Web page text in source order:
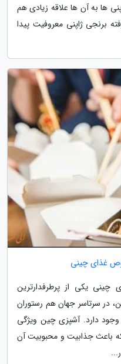
ها به آن ها علاقه زیادی هم
برنجی ژاپنی معروفیت پیدا
چینی یکی از پرطرفدارترین
در سرتاسر جهان هم رستوران
دارد. آشپزی چین ویژگی
باعث جذابیت و محبوبیت آن